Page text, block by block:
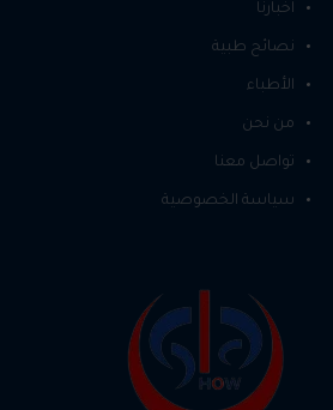
اخبارنا
نصائح طبية
الأطباء
من نحن
تواصل معنا
سياسة الخصوصية